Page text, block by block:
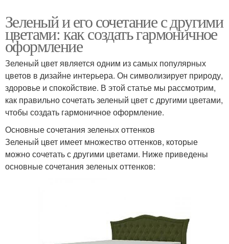
Зеленый и его сочетание с другими
цветами: как создать гармоничное
оформление
Зеленый цвет является одним из самых популярных
цветов в дизайне интерьера. Он символизирует природу,
здоровье и спокойствие. В этой статье мы рассмотрим,
как правильно сочетать зеленый цвет с другими цветами,
чтобы создать гармоничное оформление.
Основные сочетания зеленых оттенков
Зеленый цвет имеет множество оттенков, которые
можно сочетать с другими цветами. Ниже приведены
основные сочетания зеленых оттенков: